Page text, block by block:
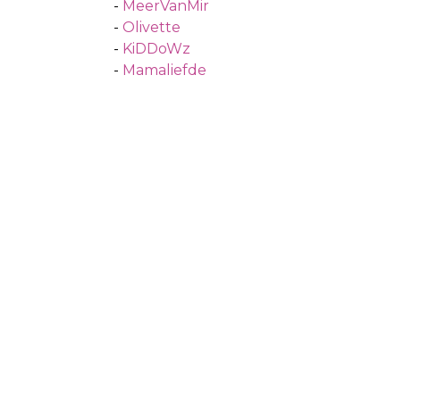
- MeerVanMir
- Olivette
- KiDDoWz
- Mamaliefde